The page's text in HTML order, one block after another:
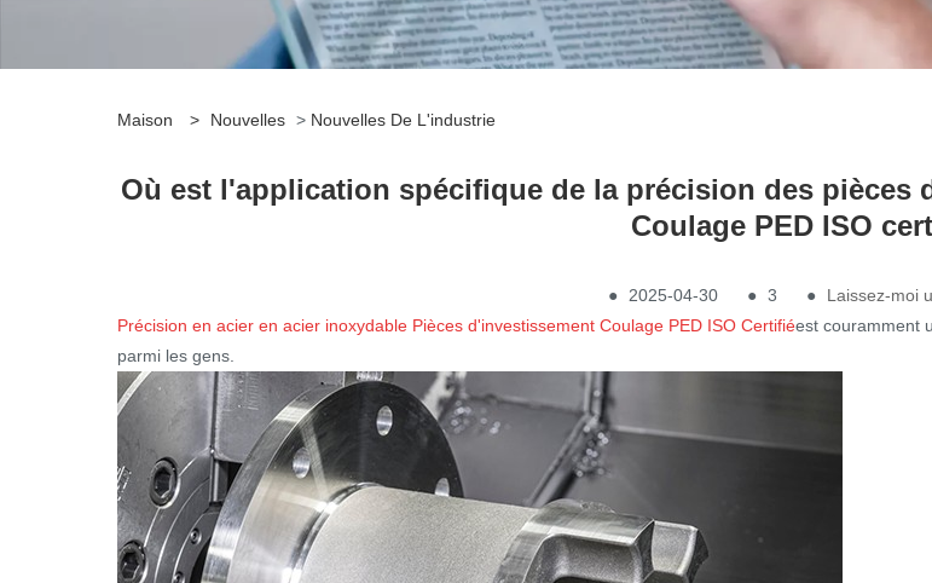
Maison > Nouvelles > Nouvelles De L'industrie
Où est l'application spécifique de la précision des pièces
Coulage PED ISO
● 2025-04-30 ● 3 ●
Laissez-moi
Précision en acier en acier inoxydable Pièces d'investissement Coulage PED ISO Certifiéest couramment
parmi les gens.